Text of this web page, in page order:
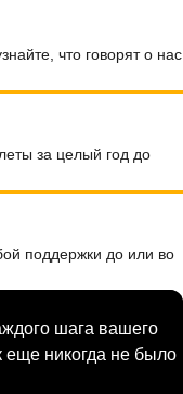
что говорят о нас
за целый год до
поддержки до или во
шага вашего
еще никогда не было